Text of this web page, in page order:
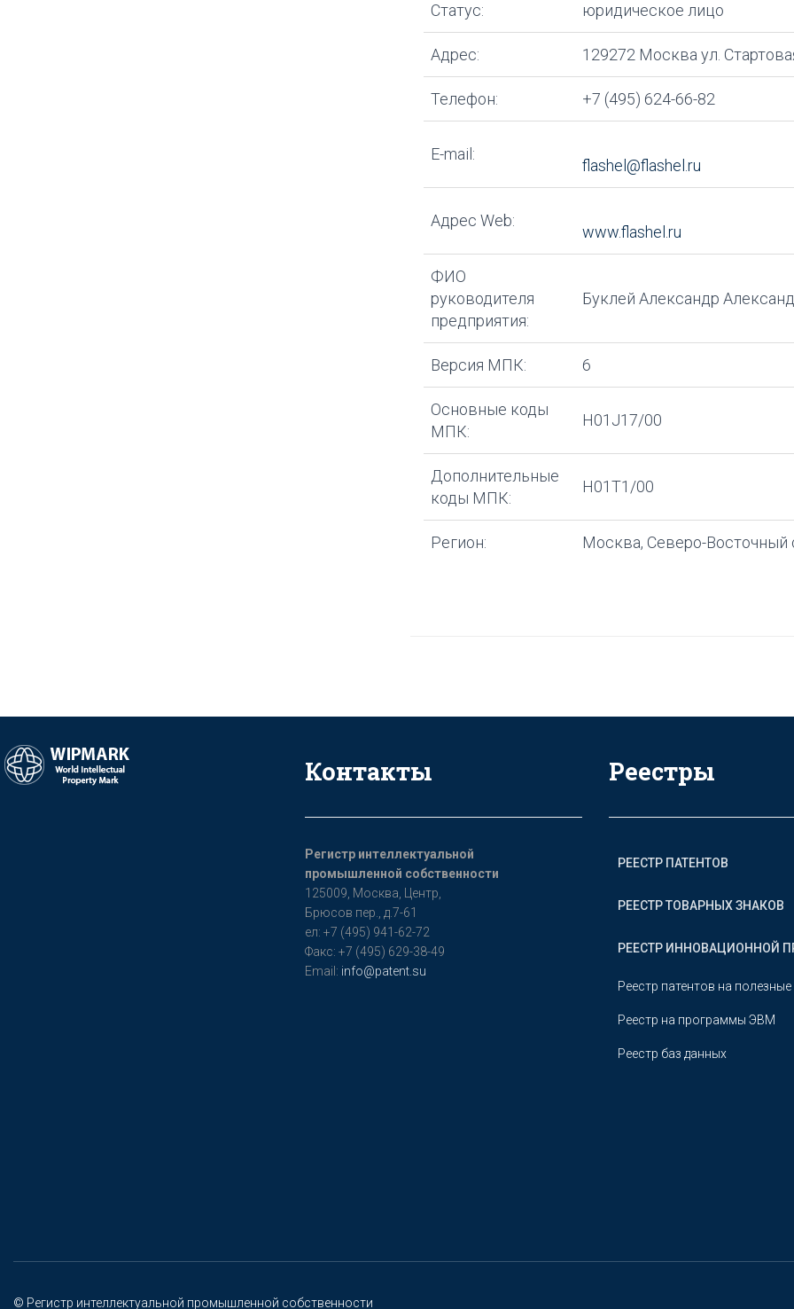
Статус: юридическое лицо
Адрес: 129272 Москва ул.
Телефон: +7 (495) 624-66-82
E-mail:
flashel@flashel.ru
Адрес Web:
www.flashel.ru
ФИО
руководителя
предприятия:
Буклей Александр
Версия МПК: 6
Основные коды
МПК:
H01J17/00
Дополнительные
коды МПК:
H01T1/00
Регион: Москва, Северо-Восточный
Контакты
Регистр интеллектуальной
промышленной собственности
125009, Мoсква, Цeнтр,
Бpюсoв пер., д.7-61
ел: +7 (495) 941-62-72
Факс: +7 (495) 629-38-49
Email: info@patent.su
Реестры
РЕЕСТР ПАТЕНТОВ
РЕЕСТР ТОВАРНЫХ ЗНАКОВ
РЕЕСТР ИННОВАЦИОННОЙ
Реестр патентов на
Реестр на программы ЭВМ
Реестр баз данных
© Регистр интеллектуальной промышленной собственности